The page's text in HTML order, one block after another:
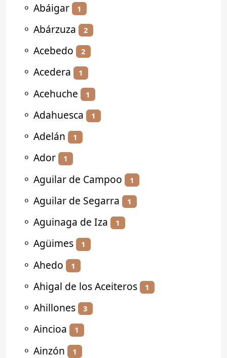
⚬ Abáigar 1
⚬ Abárzuza 2
⚬ Acebedo 2
⚬ Acedera 1
⚬ Acehuche 1
⚬ Adahuesca 1
⚬ Adelán 1
⚬ Ador 1
⚬ Aguilar de Campoo 1
⚬ Aguilar de Segarra 1
⚬ Aguinaga de Iza 1
⚬ Agüimes 1
⚬ Ahedo 1
⚬ Ahigal de los Aceiteros 1
⚬ Ahillones 3
⚬ Aincioa 1
⚬ Ainzón 1